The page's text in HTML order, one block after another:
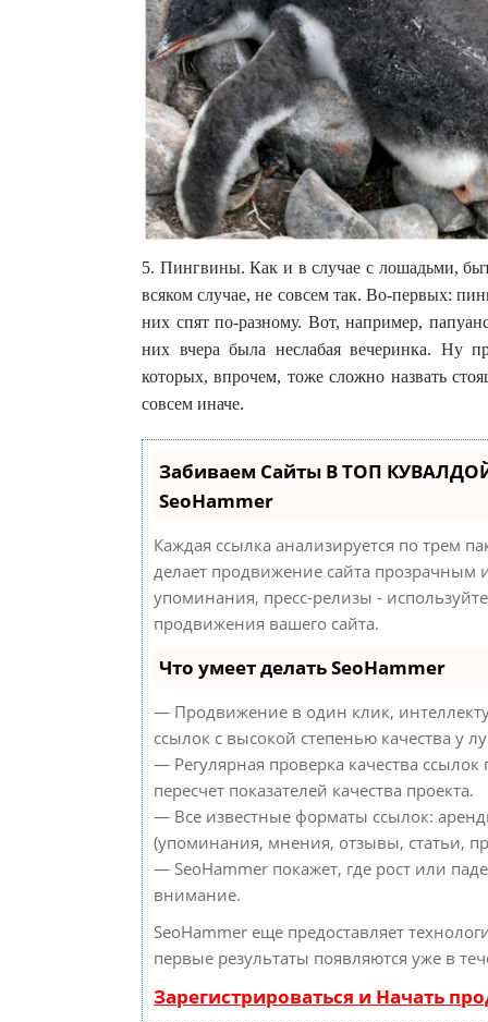
5. Пингвины. Как и в случае с лошадьми,
всяком случае, не совсем так. Во-первых:
них спят по-разному. Вот, например,
них вчера была неслабая вечеринка. Ну
которых, впрочем, тоже сложно назвать
совсем иначе.
Забиваем Сайты В ТОП
SeoHammer
Каждая ссылка анализируется по трем
делает продвижение сайта прозрачным
упоминания, пресс-релизы -
продвижения вашего сайта.
Что умеет делать SeoHammer
— Продвижение в один клик,
ссылок с высокой степенью качества у
— Регулярная проверка качества
пересчет показателей качества проекта.
— Все известные форматы ссылок:
(упоминания, мнения, отзывы, статьи,
— SeoHammer покажет, где рост или
внимание.
SeoHammer еще предоставляет
первые результаты появляются уже в
Зарегистрироваться и Начать